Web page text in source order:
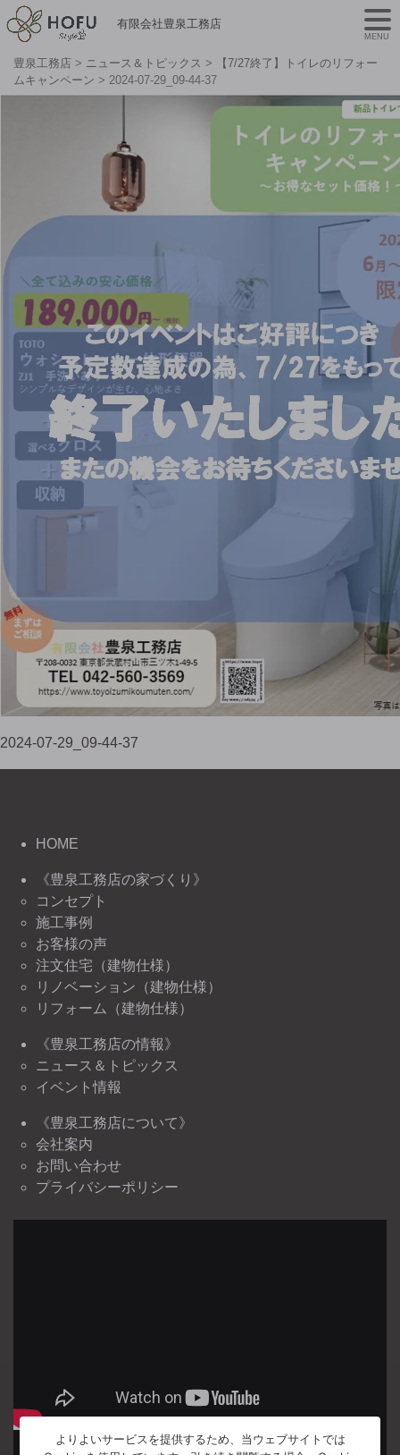
有限会社豊泉工務店
豊泉工務店 > ニュース＆トピックス >
【7/27終了】トイレのリフォー
ムキャンペーン > 2024-07-29_09-44-37
2024-07-29_09-44-37
MENU
HOME
《豊泉工務店の家づくり》
コンセプト
施工事例
お客様の声
注文住宅（建物仕様）
リノベーション（建物仕様）
リフォーム（建物仕様）
《豊泉工務店の情報》
ニュース＆トピックス
イベント情報
《豊泉工務店について》
会社案内
お問い合わせ
プライバシーポリシー
よりよいサービスを提供するため、当ウェブサイトでは